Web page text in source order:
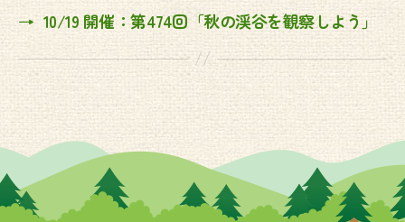
→ 10/19 開催：第474回「秋の渓谷を観察しよう」